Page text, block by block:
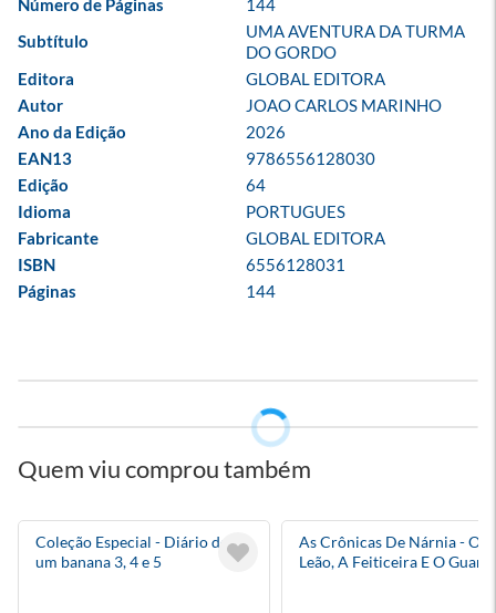
Número de Páginas
144
Subtítulo
UMA AVENTURA DA TURMA
DO GORDO
Editora
GLOBAL EDITORA
Autor
JOAO CARLOS MARINHO
Ano da Edição
2026
EAN13
9786556128030
Edição
64
Idioma
PORTUGUES
Fabricante
GLOBAL EDITORA
ISBN
6556128031
Páginas
144
Quem viu comprou também
Coleção Especial - Diário de
um banana 3, 4 e 5
As Crônicas De Nárnia - O
Leão, A Feiticeira E O